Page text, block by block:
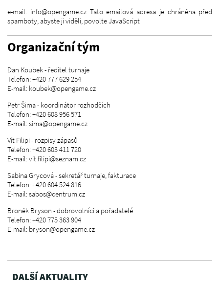
e-mail: info@opengame.cz Tato emailová adresa je chráněna před
spamboty, abyste ji viděli, povolte JavaScript
Organizační tým
Dan Koubek - ředitel turnaje
Telefon: +420 777 629 254
E-mail: koubek@opengame.cz
Petr Šima - koordinátor rozhodčích
Telefon: +420 608 956 571
E-mail: sima@opengame.cz
Vít Filipi - rozpisy zápasů
Telefon: +420 603 411 720
E-mail: vit.filipi@seznam.cz
Sabina Grycová - sekretář turnaje, fakturace
Telefon: +420 604 524 816
E-mail: sabos@centrum.cz
Broněk Bryson - dobrovolníci a pořadatelé
Telefon: +420 775 363 904
E-mail: bryson@opengame.cz
DALŠÍ AKTUALITY